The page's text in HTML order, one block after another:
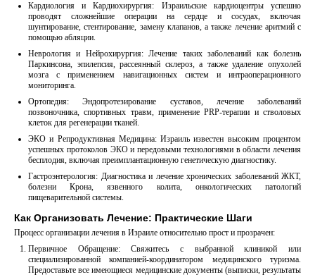
Кардиология и Кардиохирургия: Израильские кардиоцентры успешно
проводят сложнейшие операции на сердце и сосудах, включая
шунтирование, стентирование, замену клапанов, а также лечение аритмий с
помощью абляции.
Неврология и Нейрохирургия: Лечение таких заболеваний как болезнь
Паркинсона, эпилепсия, рассеянный склероз, а также удаление опухолей
мозга с применением навигационных систем и интраоперационного
мониторинга.
Ортопедия: Эндопротезирование суставов, лечение заболеваний
позвоночника, спортивных травм, применение PRP-терапии и стволовых
клеток для регенерации тканей.
ЭКО и Репродуктивная Медицина: Израиль известен высоким процентом
успешных протоколов ЭКО и передовыми технологиями в области лечения
бесплодия, включая преимплантационную генетическую диагностику.
Гастроэнтерология: Диагностика и лечение хронических заболеваний ЖКТ,
болезни Крона, язвенного колита, онкологических патологий
пищеварительной системы.
Как Организовать Лечение: Практические Шаги
Процесс организации лечения в Израиле относительно прост и прозрачен:
Первичное Обращение: Свяжитесь с выбранной клиникой или
специализированной компанией-координатором медицинского туризма.
Предоставьте все имеющиеся медицинские документы (выписки, результаты